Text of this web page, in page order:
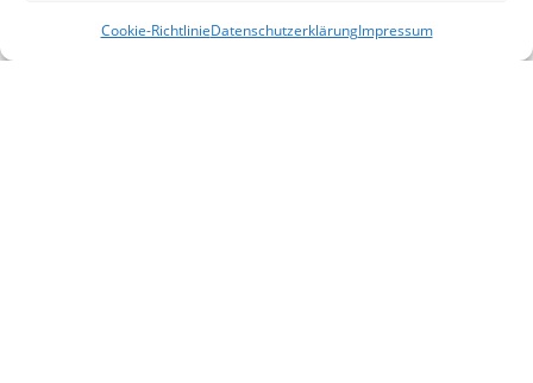
Cookie-RichtlinieDatenschutzerklärungImpressum
Legal
Mein KontoWarenkorbVergleichen